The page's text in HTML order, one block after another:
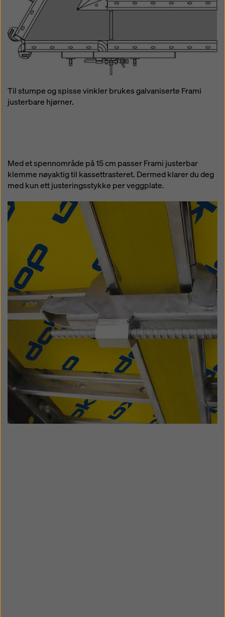
Til stumpe og spisse vinkler brukes galvaniserte Frami
justerbare hjørner.
Med et spennområde på 15 cm passer Frami justerbar
klemme nøyaktig til kassettrasteret. Dermed klarer du deg
med kun ett justeringsstykke per veggplate.